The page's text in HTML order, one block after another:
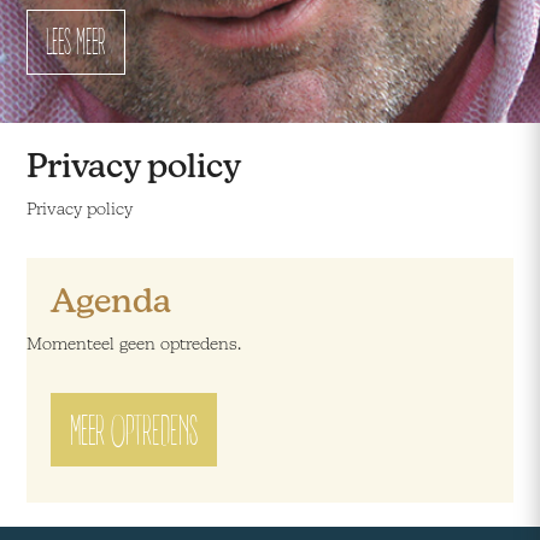
LEES MEER
LEES MEER
LEES MEER
LEES MEER
Privacy policy
Privacy policy
Agenda
Momenteel geen optredens.
MEER OPTREDENS